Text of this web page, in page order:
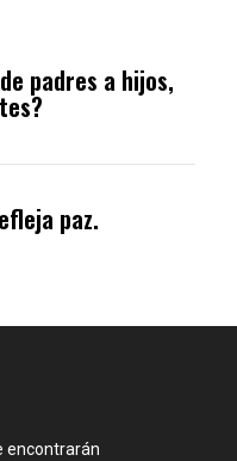
padres a hijos,
paz.
encontrarán